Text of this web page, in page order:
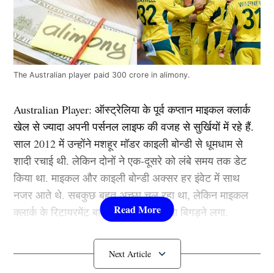
The Australian player paid 300 crore in alimony.
Australian Player:ऑस्ट्रेलिया के पूर्व कप्तान माइकल क्लार्क
खेल से ज्यादा अपनी पर्सनल लाइफ की वजह से सुर्खियों में रहे हैं.
साल 2012 में उन्होंने मशहूर मॉडर काइली बोन्डी से धूमधाम से
शादी रचाई थी. लेकिन दोनों ने एक-दूसरे को लंबे समय तक डेट
किया था. माइकल और काइली बोन्डी अक्सर हर इंवेट में साथ
नजर आते थे. सबकुछ बहुत अच्छा चल रहा था, लेकिन माइकल
क्लार्क के रिटायरमेंट बाद दोनों के बीच रिश्ता बिगड़ने लगा.
दरअसल, ऑस्ट्रेलियाई खिलाड़ी ( Australian Player)
पत्नी के पीठे पीछे असिस्टेंट के साथ अफेयर चल रहा था. जब यह